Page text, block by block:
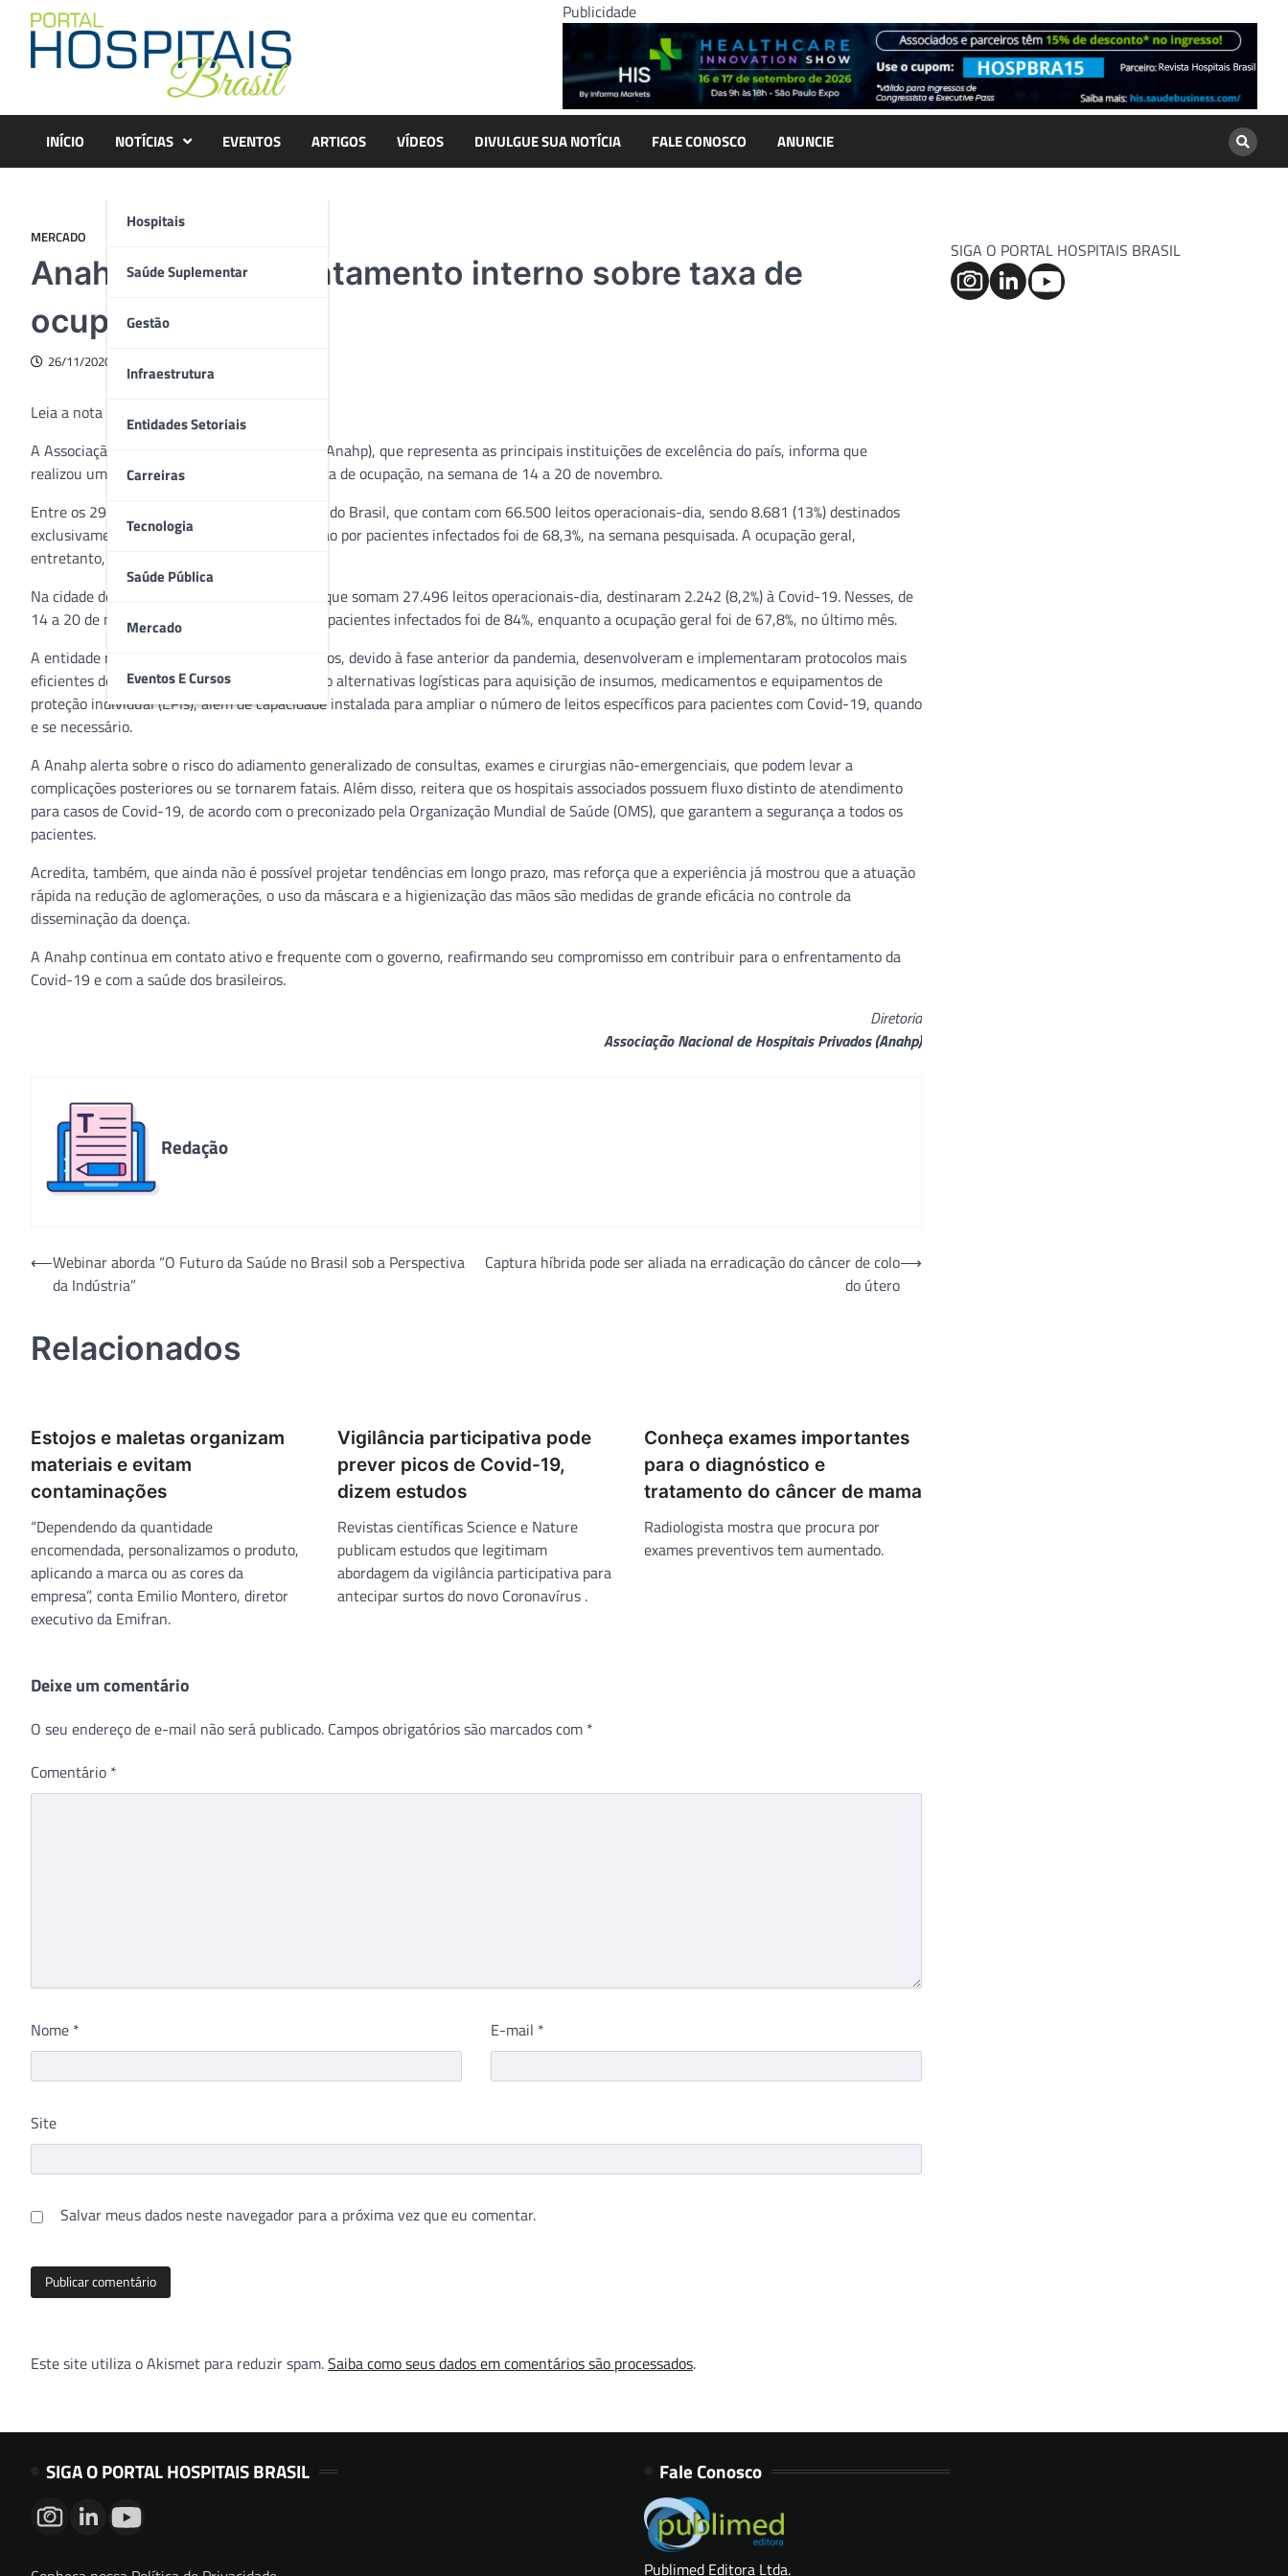
content
Publicidade
INÍCIO NOTÍCIAS
Hospitais
Saúde Suplementar
Gestão
Infraestrutura
Entidades Setoriais
Carreiras
Tecnologia
Saúde Pública
Mercado
Eventos E Cursos
EVENTOS ARTIGOS VÍDEOS DIVULGUE SUA NOTÍCIA FALE CONOSCO ANUNCIE
MERCADO
Anahp realiza levantamento interno sobre taxa de
ocupação de leitos
26/11/2020
Leia a nota na íntegra abaixo:
A Associação Nacional de Hospitais Privados (Anahp), que representa as principais instituições de excelência do país, informa que
realizou um levantamento interno sobre a taxa de ocupação, na semana de 14 a 20 de novembro.
Entre os 29 respondentes de diversas regiões do Brasil, que contam com 66.500 leitos operacionais-dia, sendo 8.681 (13%) destinados
exclusivamente à Covid-19, a taxa de ocupação por pacientes infectados foi de 68,3%, na semana pesquisada. A ocupação geral,
entretanto, foi de 70%, no último mês.
Na cidade de São Paulo, os 10 respondentes, que somam 27.496 leitos operacionais-dia, destinaram 2.242 (8,2%) à Covid-19. Nesses, de
14 a 20 de novembro, a taxa de ocupação por pacientes infectados foi de 84%, enquanto a ocupação geral foi de 67,8%, no último mês.
A entidade ressalta que, os hospitais associados, devido à fase anterior da pandemia, desenvolveram e implementaram protocolos mais
eficientes de cuidado e segurança, assim como alternativas logísticas para aquisição de insumos, medicamentos e equipamentos de
proteção individual (EPIs), além de capacidade instalada para ampliar o número de leitos específicos para pacientes com Covid-19, quando
e se necessário.
A Anahp alerta sobre o risco do adiamento generalizado de consultas, exames e cirurgias não-emergenciais, que podem levar a
complicações posteriores ou se tornarem fatais. Além disso, reitera que os hospitais associados possuem fluxo distinto de atendimento
para casos de Covid-19, de acordo com o preconizado pela Organização Mundial de Saúde (OMS), que garantem a segurança a todos os
pacientes.
Acredita, também, que ainda não é possível projetar tendências em longo prazo, mas reforça que a experiência já mostrou que a atuação
rápida na redução de aglomerações, o uso da máscara e a higienização das mãos são medidas de grande eficácia no controle da
disseminação da doença.
A Anahp continua em contato ativo e frequente com o governo, reafirmando seu compromisso em contribuir para o enfrentamento da
Covid-19 e com a saúde dos brasileiros.
Diretoria
Associação Nacional de Hospitais Privados (Anahp)
Redação
Navegação
⟵Webinar aborda “O Futuro da Saúde no Brasil sob a Perspectiva
da Indústria”
Captura híbrida pode ser aliada na erradicação do câncer de colo
do útero
⟶
Relacionados
Estojos e maletas organizam
materiais e evitam
contaminações
“Dependendo da quantidade
encomendada, personalizamos o produto,
aplicando a marca ou as cores da
empresa”, conta Emilio Montero, diretor
executivo da Emifran.
Vigilância participativa pode
prever picos de Covid-19,
dizem estudos
Revistas científicas Science e Nature
publicam estudos que legitimam
abordagem da vigilância participativa para
antecipar surtos do novo Coronavírus .
Conheça exames importantes
para o diagnóstico e
tratamento do câncer de mama
Radiologista mostra que procura por
exames preventivos tem aumentado.
Deixe um comentário
O seu endereço de e-mail não será publicado. Campos obrigatórios são marcados com *
Comentário *
Nome * E-mail *
Site
Salvar meus dados neste navegador para a próxima vez que eu comentar.
Este site utiliza o Akismet para reduzir spam.Saiba como seus dados em comentários são processados.
SIGA O PORTAL HOSPITAIS BRASIL
SIGA O PORTAL HOSPITAIS BRASIL Fale Conosco
Publimed Editora Ltda.